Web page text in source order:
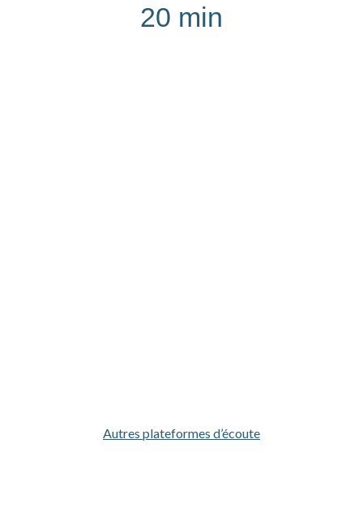
20 min
Autres plateformes d’écoute